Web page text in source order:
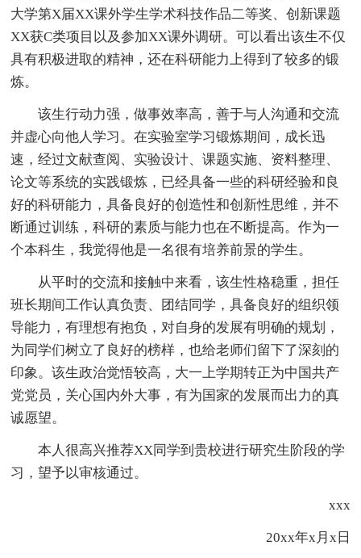
大学第X届XX课外学生学术科技作品二等奖、创新课题
XX获C类项目以及参加XX课外调研。可以看出该生不仅
具有积极进取的精神，还在科研能力上得到了较多的锻
炼。
该生行动力强，做事效率高，善于与人沟通和交流
并虚心向他人学习。在实验室学习锻炼期间，成长迅
速，经过文献查阅、实验设计、课题实施、资料整理、
论文等系统的实践锻炼，已经具备一些的科研经验和良
好的科研能力，具备良好的创造性和创新性思维，并不
断通过训练，科研的素质与能力也在不断提高。作为一
个本科生，我觉得他是一名很有培养前景的学生。
从平时的交流和接触中来看，该生性格稳重，担任
班长期间工作认真负责、团结同学，具备良好的组织领
导能力，有理想有抱负，对自身的发展有明确的规划，
为同学们树立了良好的榜样，也给老师们留下了深刻的
印象。该生政治觉悟较高，大一上学期转正为中国共产
党党员，关心国内外大事，有为国家的发展而出力的真
诚愿望。
本人很高兴推荐XX同学到贵校进行研究生阶段的学
习，望予以审核通过。
xxx
20xx年x月x日